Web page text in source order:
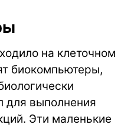
на клеточном
биокомпьютеры,
для выполнения
Эти маленькие